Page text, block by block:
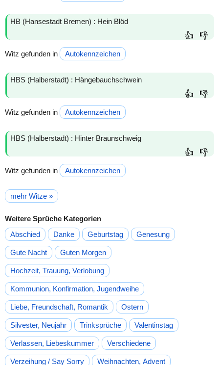
HB (Hansestadt Bremen) : Hein Blöd
👍 👎
Witz gefunden in Autokennzeichen
HBS (Halberstadt) : Hängebauchschwein
👍 👎
Witz gefunden in Autokennzeichen
HBS (Halberstadt) : Hinter Braunschweig
👍 👎
Witz gefunden in Autokennzeichen
mehr Witze »
Weitere Sprüche Kategorien
Abschied
Danke Geburtstag Genesung
Gute Nacht Guten Morgen
Hochzeit, Trauung, Verlobung
Kommunion, Konfirmation, Jugendweihe
Liebe, Freundschaft, Romantik Ostern
Silvester, Neujahr Trinksprüche Valentinstag
Verlassen, Liebeskummer Verschiedene
Verzeihung / Say Sorry Weihnachten, Advent